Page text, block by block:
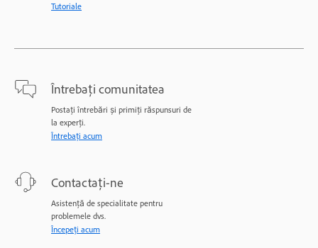
Tutoriale
Întrebați comunitatea
Postați întrebări și primiți răspunsuri de
la experți.
Întrebați acum
Contactați-ne
Asistență de specialitate pentru
problemele dvs.
Începeți acum